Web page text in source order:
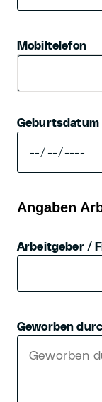
Mobiltelefon
Geburtsdatum
Angaben
Arbeitgeber /
Geworben